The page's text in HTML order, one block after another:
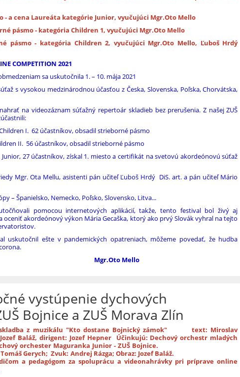
- a cena Laureáta kategórie Junior, vyučujúci Mgr.Oto Mello
pásmo - kategória Children 1, vyučujúci Mgr.Oto Mello
pásmo - kategória Children 2, vyučujúci Mgr.Oto Mello, Ľuboš Hrdý
COMPETITION 2021
sa uskutočnila 1. – 10. mája 2021
s vysokou medzinárodnou účasťou z Česka, Slovenska, Poľska, Chorvátska,
na videozáznam súťažný repertoár skladieb bez prerušenia. Z našej ZUŠ
I. 62 účastníkov, obsadil strieborné pásmo
II. 56 účastníkov, obsadil strieborné pásmo
27 účastníkov, získal 1. miesto a certifikát na svetovú akordeónovú súťaž
Mgr. Ota Mellu, asistenti pán učiteľ Ľuboš Hrdý DiS. art. a pán učiteľ Mário
– Španielsko, Nemecko, Poľsko, Slovensko, Litva...
pomocou internetových aplikácií, takže, tento festival bol živý aj
oceniť akordeónový výkon Mária Gecaška, ktorý ako prvý Slovák vyhral na tejto
uskutočnil ešte v pandemických opatreniach, môžeme povedať, že hudba
Mgr.Oto Mello
vystúpenie dychových
Bojnice a ZUŠ Morava Zlín
skladba z muzikálu "Kto dostane Bojnický zámok"text: Miroslav
Baláž, dirigent: Jozef Hepner Účinkujú: Dechový orchestr mladých
a Dychový orchester Maguranka Junior - ZUŠ Bojnice.
Gerych; Zvuk: Andrej Rázga; Obraz: Jozef Baláž.
a pedagógom za spoluprácu a videonahrávky pri príprave online